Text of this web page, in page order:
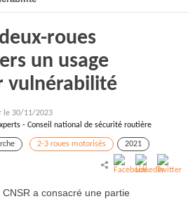
roues
un usage
vulnérabilité
le 30/11/2023
- Conseil national de sécurité routière
2-3 roues motorisés 2021
a consacré une partie